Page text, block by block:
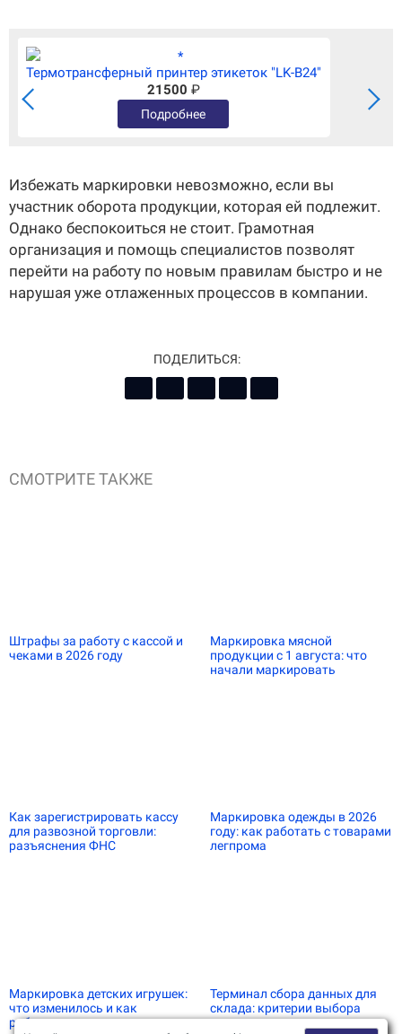
Термотрансферный принтер этикеток "LK-B24"
21500 ₽
Подробнее
Избежать маркировки невозможно, если вы
участник оборота продукции, которая ей подлежит.
Однако беспокоиться не стоит. Грамотная
организация и помощь специалистов позволят
перейти на работу по новым правилам быстро и не
нарушая уже отлаженных процессов в компании.
ПОДЕЛИТЬСЯ:
СМОТРИТЕ ТАКЖЕ
Штрафы за работу с кассой и
чеками в 2026 году
Маркировка мясной
продукции с 1 августа: что
начали маркировать
Как зарегистрировать кассу
для развозной торговли:
разъяснения ФНС
Маркировка одежды в 2026
году: как работать с товарами
легпрома
Маркировка детских игрушек:
что изменилось и как
работать по новым правилам
Терминал сбора данных для
склада: критерии выбора